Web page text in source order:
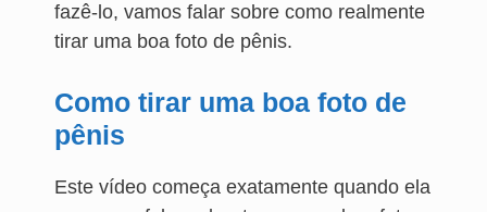
fazê-lo, vamos falar sobre como realmente
tirar uma boa foto de pênis.
Como tirar uma boa foto de
pênis
Este vídeo começa exatamente quando ela